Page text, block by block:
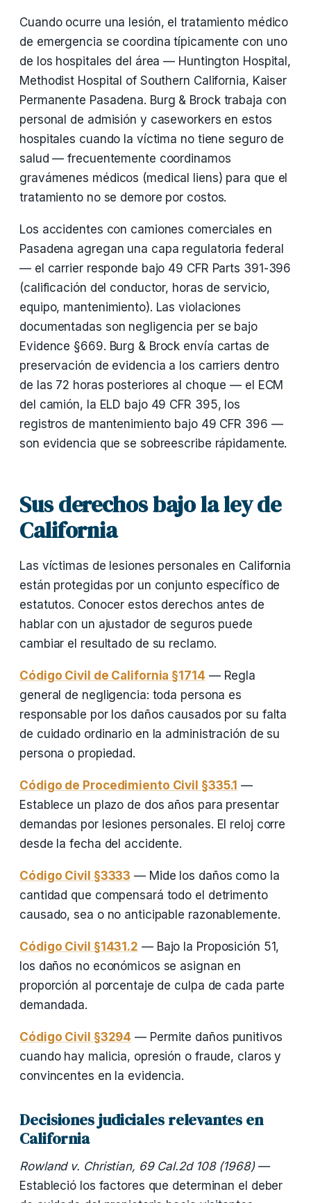
Cuando ocurre una lesión, el tratamiento médico
de emergencia se coordina típicamente con uno
de los hospitales del área — Huntington Hospital,
Methodist Hospital of Southern California, Kaiser
Permanente Pasadena. Burg & Brock trabaja con
personal de admisión y caseworkers en estos
hospitales cuando la víctima no tiene seguro de
salud — frecuentemente coordinamos
gravámenes médicos (medical liens) para que el
tratamiento no se demore por costos.
Los accidentes con camiones comerciales en
Pasadena agregan una capa regulatoria federal
— el carrier responde bajo 49 CFR Parts 391-396
(calificación del conductor, horas de servicio,
equipo, mantenimiento). Las violaciones
documentadas son negligencia per se bajo
Evidence §669. Burg & Brock envía cartas de
preservación de evidencia a los carriers dentro
de las 72 horas posteriores al choque — el ECM
del camión, la ELD bajo 49 CFR 395, los
registros de mantenimiento bajo 49 CFR 396 —
son evidencia que se sobreescribe rápidamente.
Sus derechos bajo la ley de
California
Las víctimas de lesiones personales en California
están protegidas por un conjunto específico de
estatutos. Conocer estos derechos antes de
hablar con un ajustador de seguros puede
cambiar el resultado de su reclamo.
Código Civil de California §1714 — Regla
general de negligencia: toda persona es
responsable por los daños causados por su falta
de cuidado ordinario en la administración de su
persona o propiedad.
Código de Procedimiento Civil §335.1 —
Establece un plazo de dos años para presentar
demandas por lesiones personales. El reloj corre
desde la fecha del accidente.
Código Civil §3333 — Mide los daños como la
cantidad que compensará todo el detrimento
causado, sea o no anticipable razonablemente.
Código Civil §1431.2 — Bajo la Proposición 51,
los daños no económicos se asignan en
proporción al porcentaje de culpa de cada parte
demandada.
Código Civil §3294 — Permite daños punitivos
cuando hay malicia, opresión o fraude, claros y
convincentes en la evidencia.
Decisiones judiciales relevantes en
California
Rowland v. Christian, 69 Cal.2d 108 (1968)—
Estableció los factores que determinan el deber